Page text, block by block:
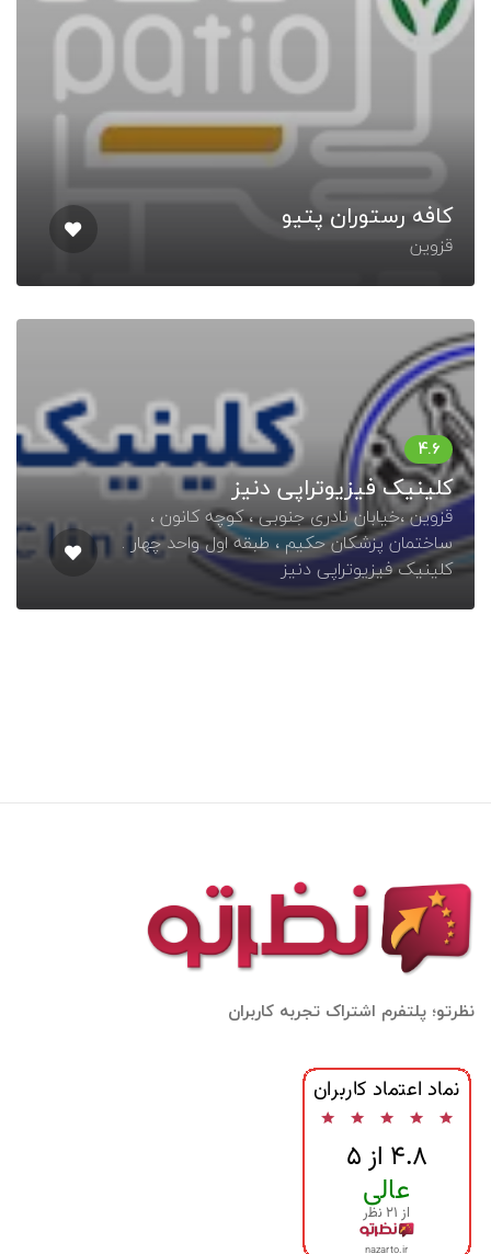
کافه رستوران پتیو
قزوین
کلینیک فیزیوتراپی دنیز
قزوین ،خیابان نادری جنوبی ، کوچه کانون ،
ساختمان پزشکان حکیم ، طبقه اول واحد چهار .
کلینیک فیزیوتراپی دنیز
نظرتو؛ پلتفرم اشتراک تجربه کاربران